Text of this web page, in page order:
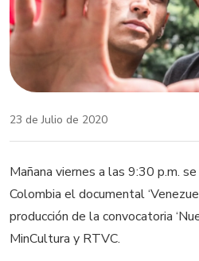
23 de Julio de 2020
Mañana viernes a las 9:30 p.m.
Colombia el documental
producción de la convocatoria
MinCultura y RTVC.